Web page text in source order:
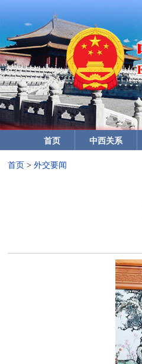
首页 中西关系
首页 > 外交要闻